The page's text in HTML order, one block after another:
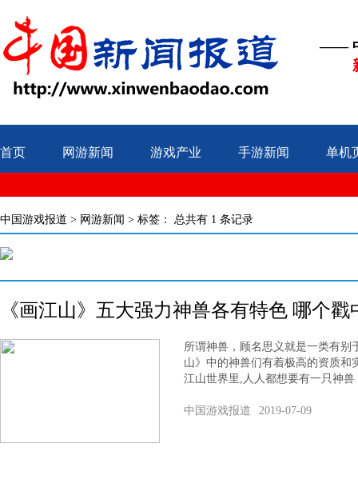
——
首页 网游新闻 游戏产业 手游新闻 单机
中国游戏报道 > 网游新闻 > 标签： 总共有 1 条记录
《画江山》五大强力神兽各有特色 哪个
所谓神兽，顾名思义就是一类有别
山》中的神兽们有着极高的资质和
江山世界里,人人都想要有一只神兽
中国游戏报道 2019-07-09